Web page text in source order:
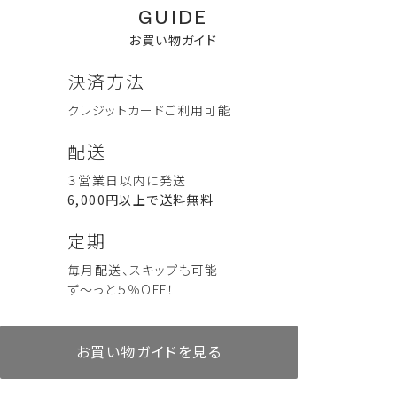
詰替えあり
税込
ハンド＆ボディケア一覧を見る
AKIU 60ml
定期便あり 詰替えあり
税込 2,750
リートセット）
税込 6,000
GUIDE
お買い物ガイド
決済方法
クレジットカードご利用可能
配送
３営業日以内に発送
6,000円以上で送料無料
定期
毎月配送、スキップも可能
ず～っと５％OFF！
お買い物ガイドを見る